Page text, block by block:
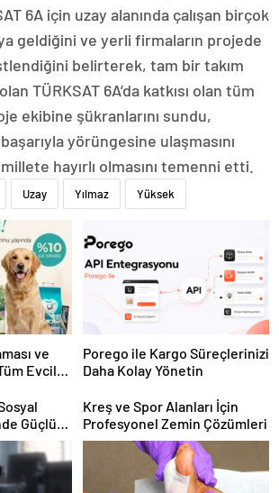
6A için uzay alanında çalışan birçok
geldiğini ve yerli firmaların projede
belirterek, tam bir takım
TÜRKSAT 6A’da katkısı olan tüm
ekibine şükranlarını sundu,
başarıyla yörüngesine ulaşmasını
hayırlı olmasını temenni etti.
Uzay Yılmaz Yüksek
ve
Evcil
Porego ile Kargo Süreçlerinizi
Daha Kolay Yönetin
Güçlü
Kreş ve Spor Alanları İçin
Profesyonel Zemin Çözümleri